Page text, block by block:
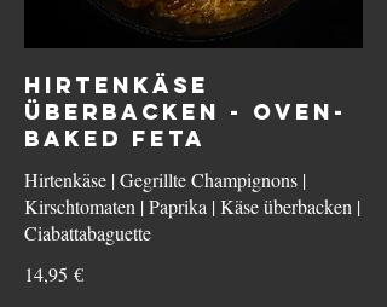
HIRTENKÄSE
ÜBERBACKEN - OVEN-
BAKED FETA
Hirtenkäse | Gegrillte Champignons |
Kirschtomaten | Paprika | Käse überbacken |
Ciabattabaguette
14,95 €